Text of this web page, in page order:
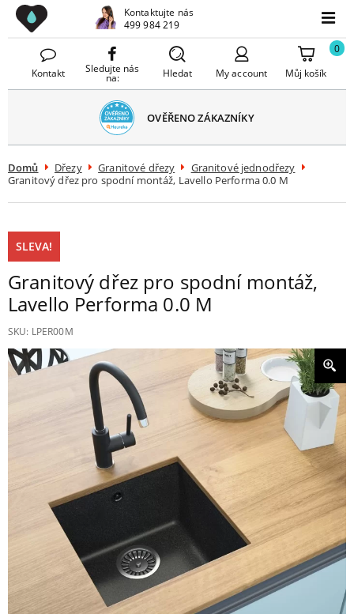
Drezy CZ
Kontaktujte nás
499 984 219
Kontakt Sledujte nás
na: Hledat My account Můj košík
0
OVĚŘENO ZÁKAZNÍKY
Domů Dřezy Granitové dřezy
Granitové jednodřezy
Granitový dřez pro spodní montáž, Lavello Performa 0.0 M
Granitový dřez pro spodní montáž,
Lavello Performa 0.0 M
SLEVA!
SKU: LPER00M